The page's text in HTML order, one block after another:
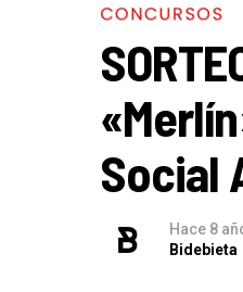
CONCURSOS
Social
Hace 8
Bidebieta